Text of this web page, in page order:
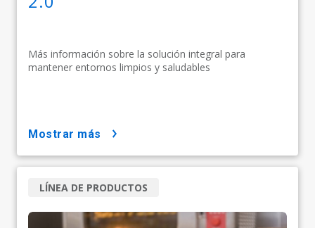
Más información sobre la solución integral para
mantener entornos limpios y saludables
mostrar más
LÍNEA DE PRODUCTOS